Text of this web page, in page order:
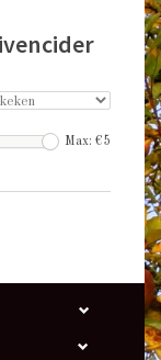
Max: €5